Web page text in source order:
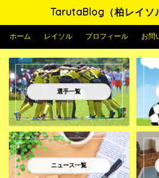
TarutaBlog（柏レイソ
ホーム レイソル プロフィール お問
選手一覧
ニュース一覧